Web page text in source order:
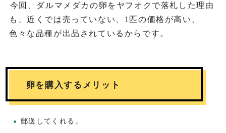
今回、ダルマメダカの卵をヤフオクで落札した理由
も、近くでは売っていない、1匹の価格が高い、
色々な品種が出品されているからです。
卵を購入するメリット
郵送してくれる。